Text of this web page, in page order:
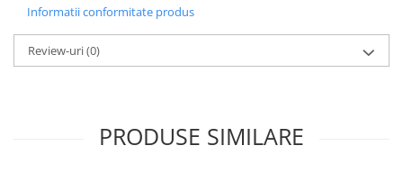
Storcatoare de fructe
Televizoare
Informatii conformitate produs
Review-uri(0)
PRODUSE SIMILARE